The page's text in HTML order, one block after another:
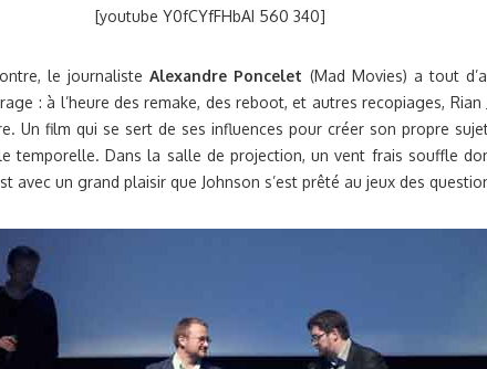
[youtube Y0fCYfFHbAI 560 340]
le journalisteAlexandre Poncelet (Mad Movies) a tout
: à l’heure des remake, des reboot, et autres recopiages, Rian
Un film qui se sert de ses influences pour créer son propre
temporelle. Dans la salle de projection, un vent frais souffle
avec un grand plaisir que Johnson s’est prêté au jeux des